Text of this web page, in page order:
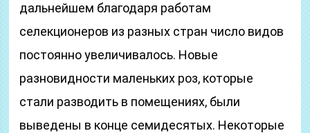
дальнейшем благодаря работам
селекционеров из разных стран число видов
постоянно увеличивалось. Новые
разновидности маленьких роз, которые
стали разводить в помещениях, были
выведены в конце семидесятых. Некоторые